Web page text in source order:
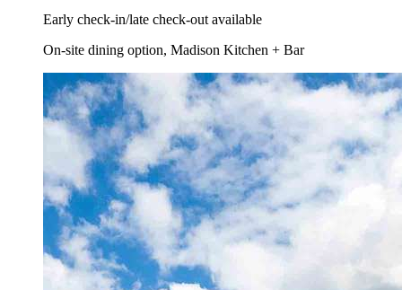
Early check-in/late check-out available
On-site dining option, Madison Kitchen + Bar